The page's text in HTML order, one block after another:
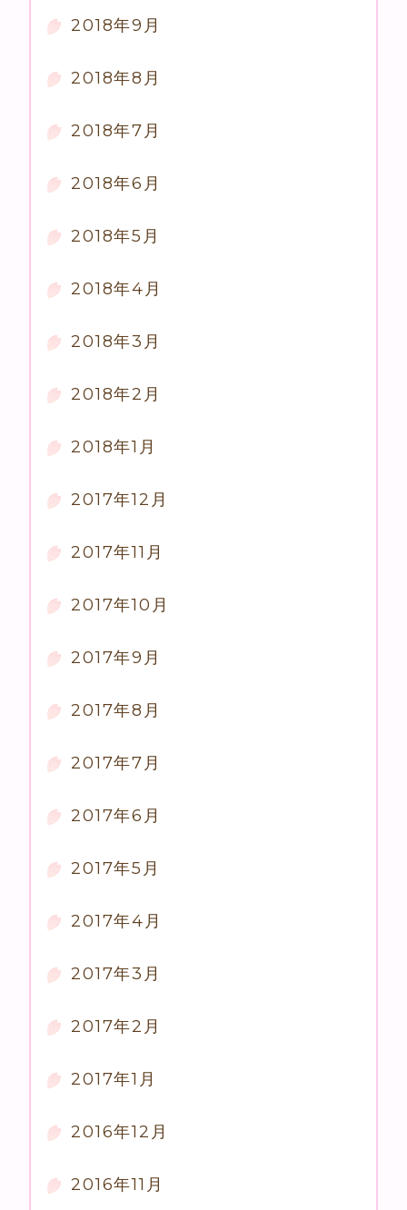
2018年9月
2018年8月
2018年7月
2018年6月
2018年5月
2018年4月
2018年3月
2018年2月
2018年1月
2017年12月
2017年11月
2017年10月
2017年9月
2017年8月
2017年7月
2017年6月
2017年5月
2017年4月
2017年3月
2017年2月
2017年1月
2016年12月
2016年11月